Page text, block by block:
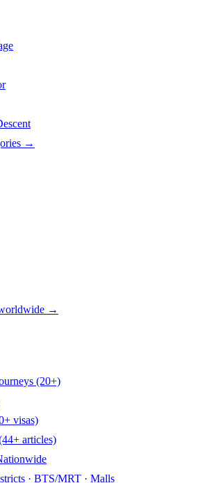
→
→
(20+)
visas)
articles)
· BTS/MRT · Malls